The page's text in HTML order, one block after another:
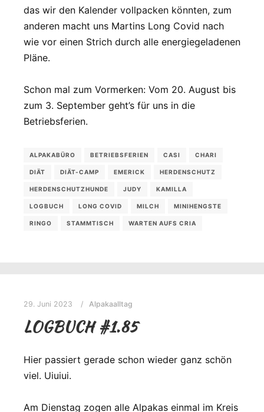
das wir den Kalender vollpacken könnten, zum
anderen macht uns Martins Long Covid nach
wie vor einen Strich durch alle energiegeladenen
Pläne.
Schon mal zum Vormerken: Vom 20. August bis
zum 3. September geht’s für uns in die
Betriebsferien.
ALPAKABÜRO BETRIEBSFERIEN CASI CHARI
DIÄT DIÄT-CAMP EMERICK HERDENSCHUTZ
HERDENSCHUTZHUNDE JUDY KAMILLA
LOGBUCH LONG COVID MILCH MINIHENGSTE
RINGO STAMMTISCH WARTEN AUFS CRIA
29. Juni 2023 Alpakaalltag
LOGBUCH #1.85
Hier passiert gerade schon wieder ganz schön
viel. Uiuiui.
Am Dienstag zogen alle Alpakas einmal im Kreis